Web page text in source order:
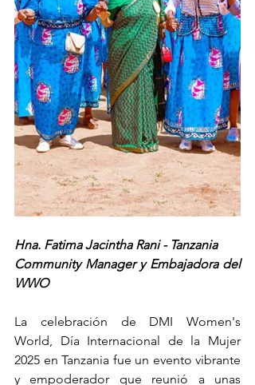
Hna. Fatima Jacintha Rani - Tanzania
Community Manager y Embajadora del
WWO
La celebración de DMI Women's
World, Día Internacional de la Mujer
2025 en Tanzania fue un evento vibrante
y empoderador que reunió a unas